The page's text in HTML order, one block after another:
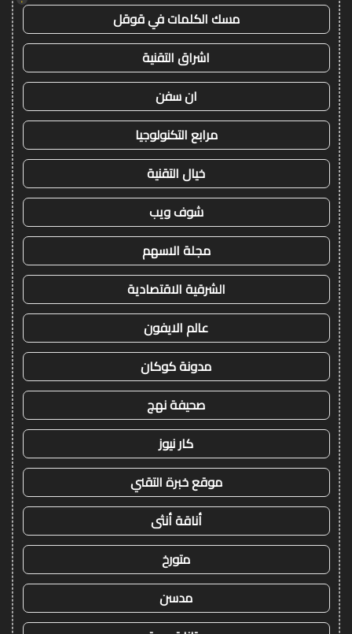
مسك الكلمات في قوقل
اشراق التقنية
ان سفن
مرابع التكنولوجيا
خيال التقنية
شوف ويب
مجلة الاسهم
الشرقية الاقتصادية
عالم الايفون
مدونة كوكان
صحيفة نهج
كار نيوز
موقع خبرة التقني
أناقة أنثى
متورخ
مدسن